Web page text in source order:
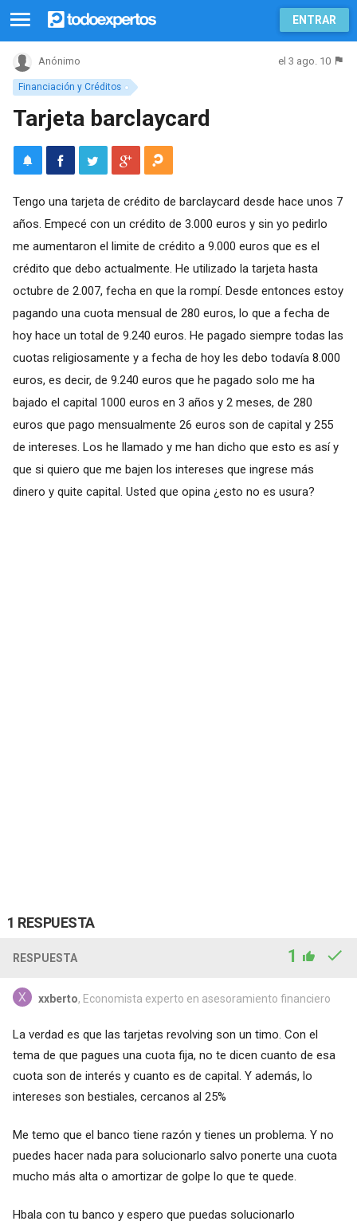
ENTRAR
Financiación y Créditos
Anónimo el 3 ago. 10
Tarjeta barclaycard
Tengo una tarjeta de crédito de barclaycard desde hace unos 7
años. Empecé con un crédito de 3.000 euros y sin yo pedirlo
me aumentaron el limite de crédito a 9.000 euros que es el
crédito que debo actualmente. He utilizado la tarjeta hasta
octubre de 2.007, fecha en que la rompí. Desde entonces estoy
pagando una cuota mensual de 280 euros, lo que a fecha de
hoy hace un total de 9.240 euros. He pagado siempre todas las
cuotas religiosamente y a fecha de hoy les debo todavía 8.000
euros, es decir, de 9.240 euros que he pagado solo me ha
bajado el capital 1000 euros en 3 años y 2 meses, de 280
euros que pago mensualmente 26 euros son de capital y 255
de intereses. Los he llamado y me han dicho que esto es así y
que si quiero que me bajen los intereses que ingrese más
dinero y quite capital. Usted que opina ¿esto no es usura?
1 RESPUESTA
RESPUESTA 1
xxberto, Economista experto en asesoramiento financiero
La verdad es que las tarjetas revolving son un timo. Con el
tema de que pagues una cuota fija, no te dicen cuanto de esa
cuota son de interés y cuanto es de capital. Y además, lo
intereses son bestiales, cercanos al 25%
Me temo que el banco tiene razón y tienes un problema. Y no
puedes hacer nada para solucionarlo salvo ponerte una cuota
mucho más alta o amortizar de golpe lo que te quede.
Hbala con tu banco y espero que puedas solucionarlo